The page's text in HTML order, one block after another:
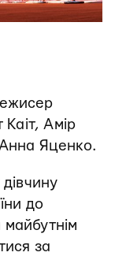
Амір
Яценко.
до
майбутнім
за